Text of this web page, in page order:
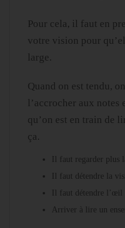
Pour cela, il faut en
votre vision pour
large.
Quand on est tendu,
l’accrocher aux notes
qu’on est en train de
ça.
Il faut regarder plus
Il faut détendre la
Il faut détendre l’œil
Arriver à lire un